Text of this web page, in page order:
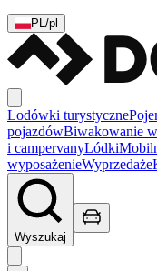
PL/pl
Lodówki turystyczne
pojazdówBiwakowanie
i campervanyLódki
wyposażenieWyprzedaże
Wyszukaj